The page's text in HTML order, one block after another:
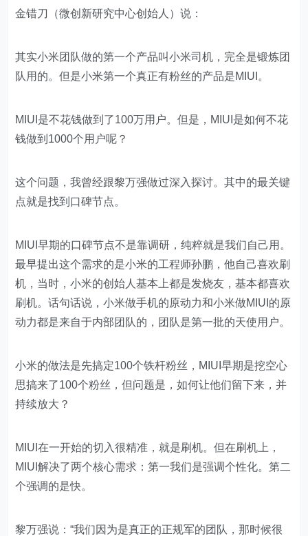
金错刀（微创新研究中心创始人）说：
其实小米团队做的第一个产品叫小米司机，完全是锻炼团
队用的。但是小米第一个真正有粉丝的产品是MIUI。
MIUI是不花钱做到了100万用户。但是，MIUI是如何不花
钱做到1000个用户呢？
这个问题，我曾经跟黎万强做过深入探讨。其中的最关键
点就是找到口碑节点。
MIUI早期的口碑节点不是靠调研，纯粹就是我们自己用。
最早提出这个需求的是小米的工程师孙鹏，他自己喜欢刷
机，当时，小米的创始人基本上都是发烧友，基本都喜欢
刷机。话句话说，小米做手机的原动力和小米做MIUI的原
动力都是来自于内部团队的，团队是第一批的天使用户。
小米的做法是先搞定100个铁杆粉丝，MIUI早期是挖空心
思搞来了100个粉丝，但问题是，如何让他们留下来，并
持续放大？
MIUI在一开始的切入很精准，就是刷机。但在刷机上，
MIUI解决了两个核心需求：第一我们是强调个性化。第二
个强调的是快。
黎万强说：“我们因为是真正的正规军的团队，那时候很